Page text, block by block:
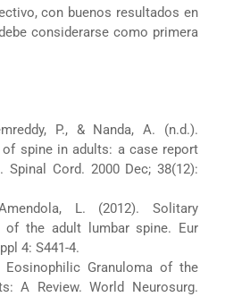
con buenos resultados en
considerarse como primera
P., & Nanda, A. (n.d.).
spine in adults: a case report
Cord. 2000 Dec; 38(12):
L. (2012). Solitary
of the adult lumbar spine. Eur
4: S441-4.
Eosinophilic Granuloma of the
A Review. World Neurosurg.